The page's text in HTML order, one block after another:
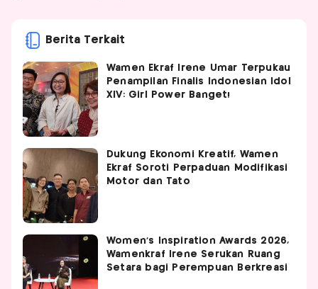
Berita Terkait
Wamen Ekraf Irene Umar Terpukau
Penampilan Finalis Indonesian Idol
XIV: Girl Power Banget!
Dukung Ekonomi Kreatif, Wamen
Ekraf Soroti Perpaduan Modifikasi
Motor dan Tato
Women's Inspiration Awards 2026,
Wamenkraf Irene Serukan Ruang
Setara bagi Perempuan Berkreasi